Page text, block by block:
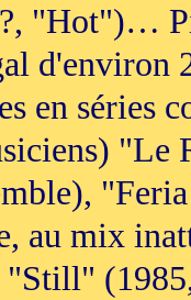
"Hot")…
d'environ
en
"Le
au mix